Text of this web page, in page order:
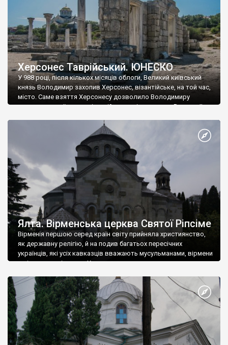
Херсонес Таврійський. ЮНЕСКО
У 988 році, після кількох місяців облоги, Великий київський
князь Володимир захопив Херсонес, візантійське, на той час,
місто. Саме взяття Херсонесу дозволило Володимиру
диктувати свої умови візантійському імператору Василю ІІ, та
Херсонесі Володимир-язичник, став Василем-християнином.
А потім було Хрещення Русі. На честь Херсонесу Таврійського
Ялта. Вірменська церква Святої Ріпсіме
Вірменія першою серед країн світу прийняла християнство,
як державну релігію, й на подив багатьох пересічних
українців, які усіх кавказців вважають мусульманами, вірмени
є відданими вірянами Христа